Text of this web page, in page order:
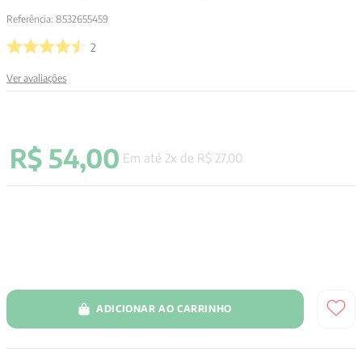
Referência: 8532655459
2
Ver avaliações
R$ 54,00 Em até 2x de R$ 27,00
ADICIONAR AO CARRINHO
5 byung chul han
6º pré venda
10 psicologia